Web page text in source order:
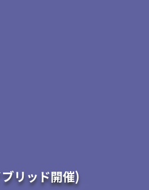
リッド開催)